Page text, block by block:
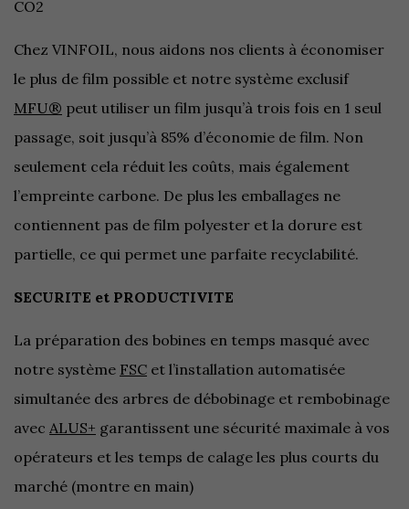
CO2
Chez VINFOIL, nous aidons nos clients à économiser
le plus de film possible et notre système exclusif
MFU® peut utiliser un film jusqu’à trois fois en 1 seul
passage, soit jusqu’à 85% d’économie de film. Non
seulement cela réduit les coûts, mais également
l’empreinte carbone. De plus les emballages ne
contiennent pas de film polyester et la dorure est
partielle, ce qui permet une parfaite recyclabilité.
SECURITE et PRODUCTIVITE
La préparation des bobines en temps masqué avec
notre système FSC et l’installation automatisée
simultanée des arbres de débobinage et rembobinage
avec ALUS+ garantissent une sécurité maximale à vos
opérateurs et les temps de calage les plus courts du
marché (montre en main)